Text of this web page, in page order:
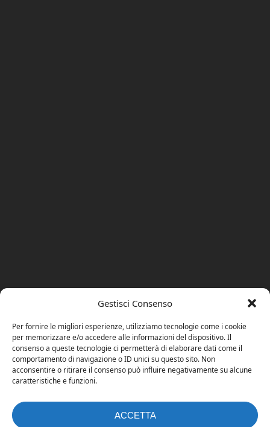
Gestisci Consenso
Per fornire le migliori esperienze, utilizziamo tecnologie come i cookie
per memorizzare e/o accedere alle informazioni del dispositivo. Il
consenso a queste tecnologie ci permetterà di elaborare dati come il
comportamento di navigazione o ID unici su questo sito. Non
acconsentire o ritirare il consenso può influire negativamente su alcune
caratteristiche e funzioni.
ACCETTA